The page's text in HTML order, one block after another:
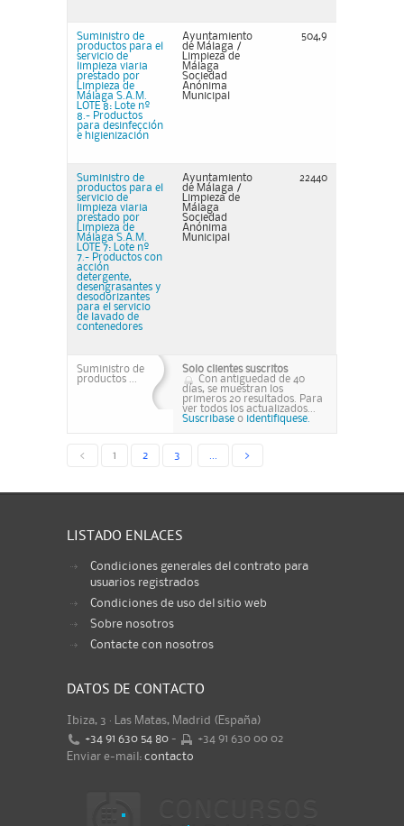
Suministro de
productos para el
servicio de
limpieza viaria
prestado por
Limpieza de
Málaga S.A.M.
LOTE 8: Lote nº
8.- Productos
para desinfección
e higienización
Ayuntamiento
de Málaga /
Limpieza de
Málaga
Sociedad
Anónima
Municipal
504,9
Suministro de
productos para el
servicio de
limpieza viaria
prestado por
Limpieza de
Málaga S.A.M.
LOTE 7: Lote nº
7.- Productos con
acción
detergente,
desengrasantes y
desodorizantes
para el servicio
de lavado de
contenedores
Ayuntamiento
de Málaga /
Limpieza de
Málaga
Sociedad
Anónima
Municipal
22440
Suministro de
productos ...
Solo clientes suscritos
Con antiguedad de 40
días, se muestran los
primeros 20 resultados. Para
ver todos los actualizados...
Suscribase o identifiquese.
< 1 2 3 >
LISTADO ENLACES
Condiciones generales del contrato para
usuarios registrados
Condiciones de uso del sitio web
Sobre nosotros
Contacte con nosotros
DATOS DE CONTACTO
Ibiza, 3 · Las Matas, Madrid (España)
+34 91 630 54 80 -
+34 91 630 00 02
Enviar e-mail: contacto